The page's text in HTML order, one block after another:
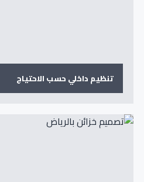
تنظيم داخلي حسب الاحتياج